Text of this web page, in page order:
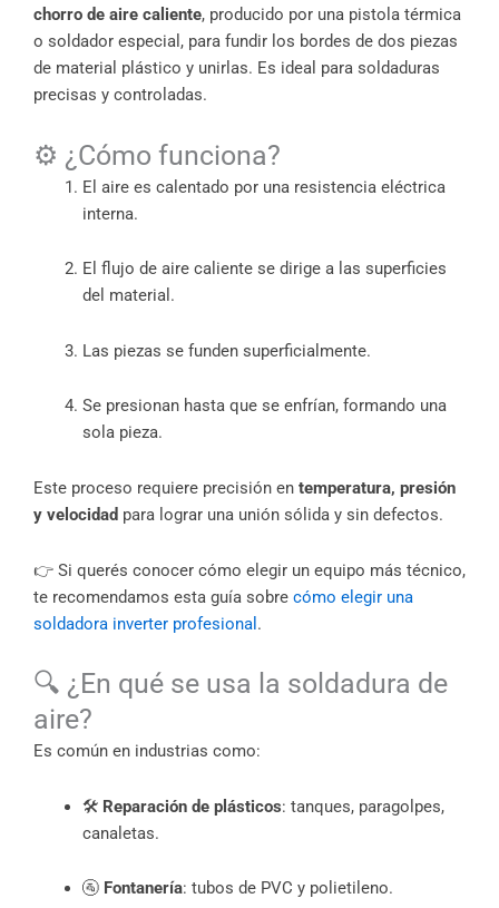
chorro de aire caliente, producido por una pistola térmica
o soldador especial, para fundir los bordes de dos piezas
de material plástico y unirlas. Es ideal para soldaduras
precisas y controladas.
⚙️ ¿Cómo funciona?
El aire es calentado por una resistencia eléctrica
interna.
El flujo de aire caliente se dirige a las superficies
del material.
Las piezas se funden superficialmente.
Se presionan hasta que se enfrían, formando una
sola pieza.
Este proceso requiere precisión en temperatura, presión
y velocidad para lograr una unión sólida y sin defectos.
👉 Si querés conocer cómo elegir un equipo más técnico,
te recomendamos esta guía sobre cómo elegir una
soldadora inverter profesional .
🔍 ¿En qué se usa la soldadura de
aire?
Es común en industrias como:
🛠️ Reparación de plásticos: tanques, paragolpes,
canaletas.
🚰 Fontanería: tubos de PVC y polietileno.